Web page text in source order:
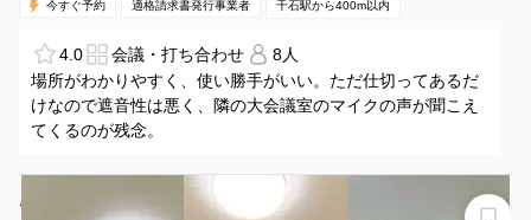
今すぐ予約 適格請求書発行事業者 千石駅から400m以内
4.0 会議・打ち合わせ
8人
場所がわかりやすく、使い勝手がいい。ただ仕切ってあるだ
けなので遮音性は悪く、隣の大会議室のマイクの声が聞こえ
てくるのが残念。
🍁夏割実践中！🍁【巣鴨駅4分！着席最大30名！！明る